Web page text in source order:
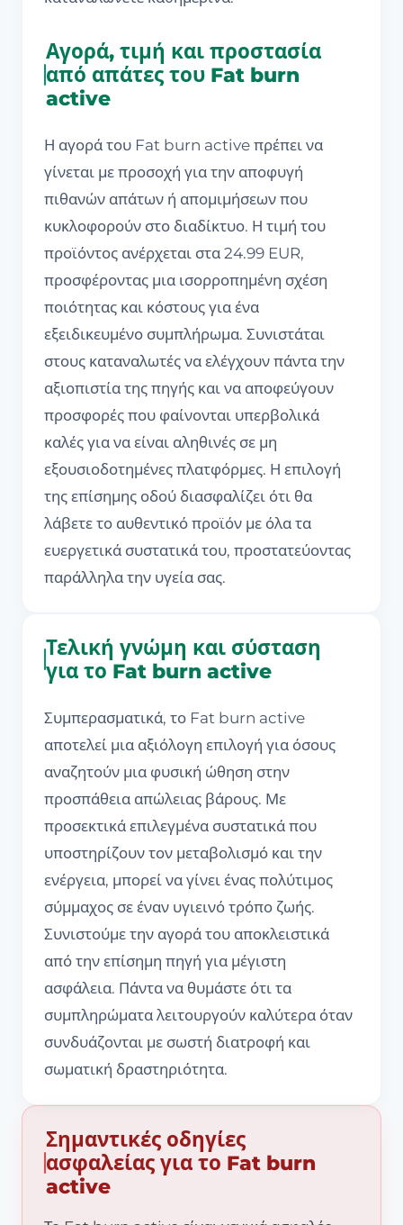
Αγορά, τιμή και προστασία
από απάτες του Fat burn
active
Η αγορά του Fat burn active πρέπει να
γίνεται με προσοχή για την αποφυγή
πιθανών απάτων ή απομιμήσεων που
κυκλοφορούν στο διαδίκτυο. Η τιμή του
προϊόντος ανέρχεται στα 24.99 EUR,
προσφέροντας μια ισορροπημένη σχέση
ποιότητας και κόστους για ένα
εξειδικευμένο συμπλήρωμα. Συνιστάται
στους καταναλωτές να ελέγχουν πάντα την
αξιοπιστία της πηγής και να αποφεύγουν
προσφορές που φαίνονται υπερβολικά
καλές για να είναι αληθινές σε μη
εξουσιοδοτημένες πλατφόρμες. Η επιλογή
της επίσημης οδού διασφαλίζει ότι θα
λάβετε το αυθεντικό προϊόν με όλα τα
ευεργετικά συστατικά του, προστατεύοντας
παράλληλα την υγεία σας.
Τελική γνώμη και σύσταση
για το Fat burn active
Συμπερασματικά, το Fat burn active
αποτελεί μια αξιόλογη επιλογή για όσους
αναζητούν μια φυσική ώθηση στην
προσπάθεια απώλειας βάρους. Με
προσεκτικά επιλεγμένα συστατικά που
υποστηρίζουν τον μεταβολισμό και την
ενέργεια, μπορεί να γίνει ένας πολύτιμος
σύμμαχος σε έναν υγιεινό τρόπο ζωής.
Συνιστούμε την αγορά του αποκλειστικά
από την επίσημη πηγή για μέγιστη
ασφάλεια. Πάντα να θυμάστε ότι τα
συμπληρώματα λειτουργούν καλύτερα όταν
συνδυάζονται με σωστή διατροφή και
σωματική δραστηριότητα.
Σημαντικές οδηγίες
ασφαλείας για το Fat burn
active